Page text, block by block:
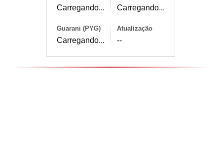
Carregando... Carregando...
Guarani (PYG)
Carregando...
Atualização
--